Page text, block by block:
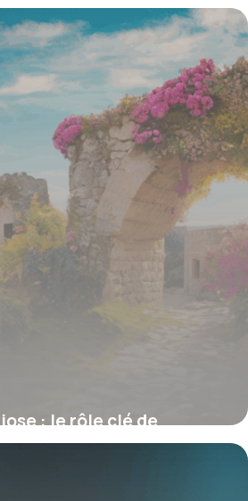
votre corps
: le rôle clé de
l’accompagnement